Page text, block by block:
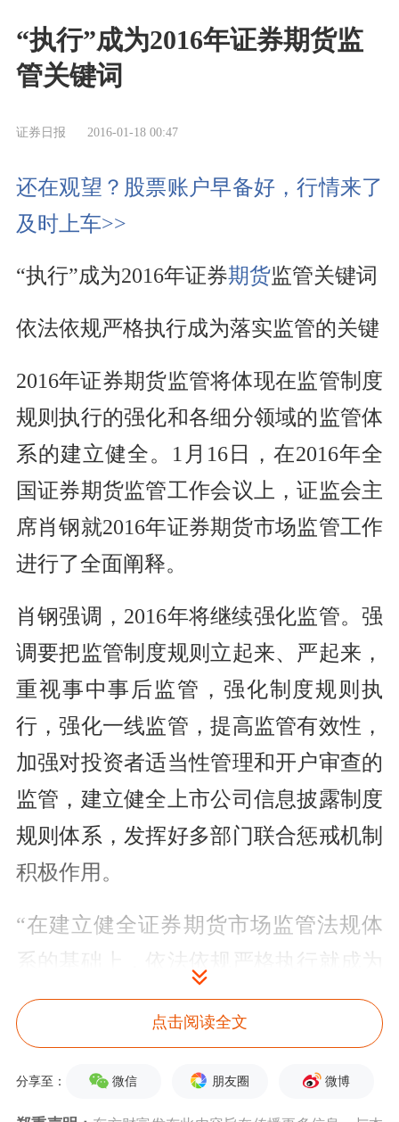
“执行”成为2016年证券期货监
管关键词
证券日报 2016-01-18 00:47
还在观望？股票账户早备好，行情来了
及时上车>>
“执行”成为2016年证券期货监管关键词
依法依规严格执行成为落实监管的关键
2016年证券期货监管将体现在监管制度
规则执行的强化和各细分领域的监管体
系的建立健全。1月16日，在2016年全
国证券期货监管工作会议上，证监会主
席肖钢就2016年证券期货市场监管工作
进行了全面阐释。
肖钢强调，2016年将继续强化监管。强
调要把监管制度规则立起来、严起来，
重视事中事后监管，强化制度规则执
行，强化一线监管，提高监管有效性，
加强对投资者适当性管理和开户审查的
监管，建立健全上市公司信息披露制度
规则体系，发挥好多部门联合惩戒机制
积极作用。
“在建立健全证券期货市场监管法规体
系的基础上，依法依规严格执行就成为
落实监管的关键。”上海股份制与证券
研究会股份制企业专业委员会主任曹俊
在接受《证券日报》记者采访时表示，
点击阅读全文
分享至： 微信 朋友圈 微博